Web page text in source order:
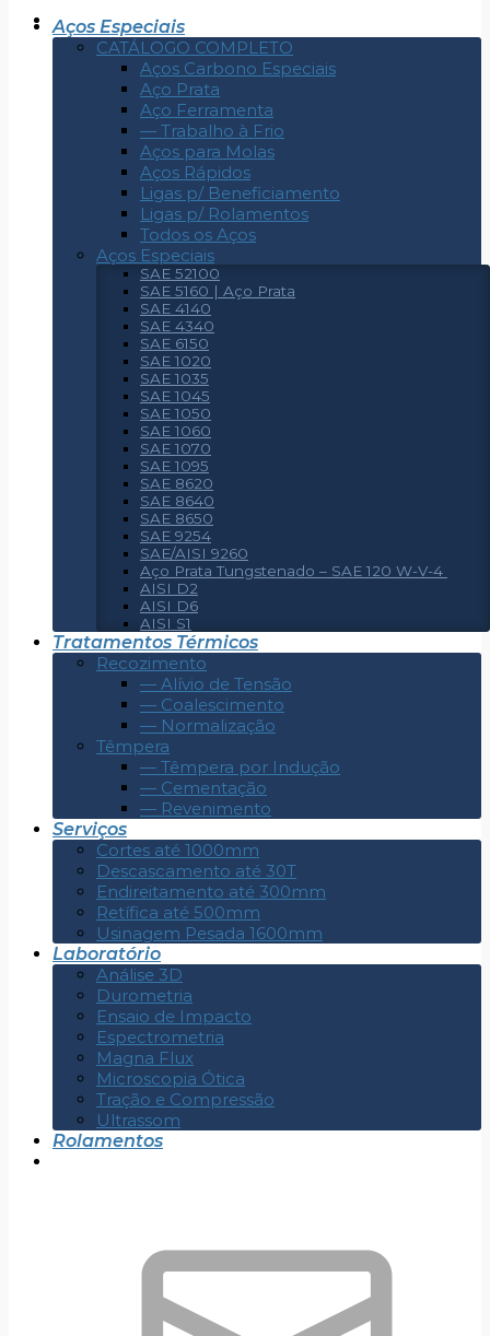
Aços Especiais
CATÁLOGO COMPLETO
Aços Carbono Especiais
Aço Prata
Aço Ferramenta
— Trabalho à Frio
Aços para Molas
Aços Rápidos
Ligas p/ Beneficiamento
Ligas p/ Rolamentos
Todos os Aços
Aços Especiais
SAE 52100
SAE 5160 | Aço Prata
SAE 4140
SAE 4340
SAE 6150
SAE 1020
SAE 1035
SAE 1045
SAE 1050
SAE 1060
SAE 1070
SAE 1095
SAE 8620
SAE 8640
SAE 8650
SAE 9254
SAE/AISI 9260
Aço Prata Tungstenado – SAE 120 W-V-4
AISI D2
AISI D6
AISI S1
Tratamentos Térmicos
Recozimento
— Alívio de Tensão
— Coalescimento
— Normalização
Têmpera
— Têmpera por Indução
— Cementação
— Revenimento
Serviços
Cortes até 1000mm
Descascamento até 30T
Endireitamento até 300mm
Retífica até 500mm
Usinagem Pesada 1600mm
Laboratório
Análise 3D
Durometria
Ensaio de Impacto
Espectrometria
Magna Flux
Microscopia Ótica
Tração e Compressão
Ultrassom
Rolamentos